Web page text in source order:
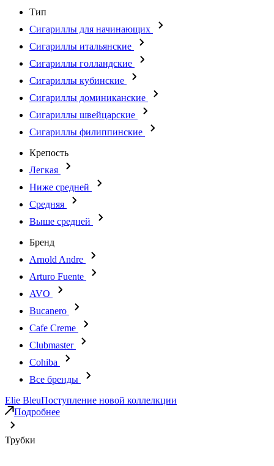
Тип
Сигариллы для начинающих
Сигариллы итальянские
Сигариллы голландские
Сигариллы кубинские
Сигариллы доминиканские
Сигариллы швейцарские
Сигариллы филиппинские
Крепость
Легкая
Ниже средней
Средняя
Выше средней
Бренд
Arnold Andre
Arturo Fuente
AVO
Bucanero
Cafe Creme
Clubmaster
Cohiba
Все бренды
Elie BleuПоступление новой коллелкции
Подробнее
Трубки